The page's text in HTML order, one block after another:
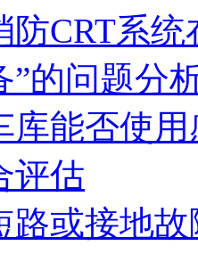
防CRT系
”的问题分
库能否使
评估
路或接地